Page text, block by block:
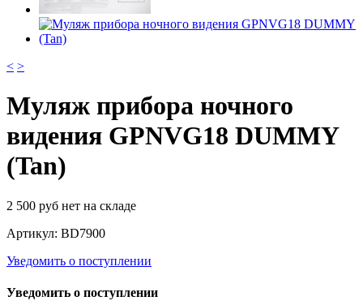
< >
Муляж прибора ночного
видения GPNVG18 DUMMY
(Tan)
2 500 руб нет на складе
Артикул: BD7900
Уведомить о поступлении
Уведомить о поступлении